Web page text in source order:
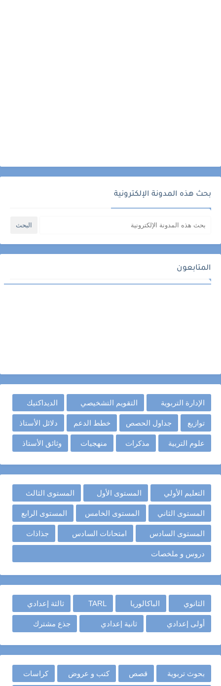
بحث هذه المدونة الإلكترونية
المتابعون
الإدارة التربوية التقويم التشخيصي الديداكتيك
توازيع جداول الحصص خطط الدعم دلائل الأستاذ
علوم التربية مذكرات منهجيات وثائق الأستاذ
التعليم الأولي المستوى الأول المستوى الثالث
المستوى الثاني المستوى الخامس المستوى الرابع
المستوى السادس امتحانات السادس جذاذات
دروس و ملخصات
الثانوي الباكالوريا TARL ثالثة إعدادي
أولى إعدادي ثانية إعدادي جذع مشترك
بحوث تربوية قصص كتب و عروض كراسات